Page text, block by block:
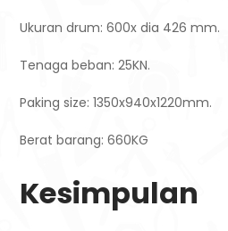
Ukuran drum: 600x dia 426 mm.
Tenaga beban: 25KN.
Paking size: 1350x940x1220mm.
Berat barang: 660KG
Kesimpulan